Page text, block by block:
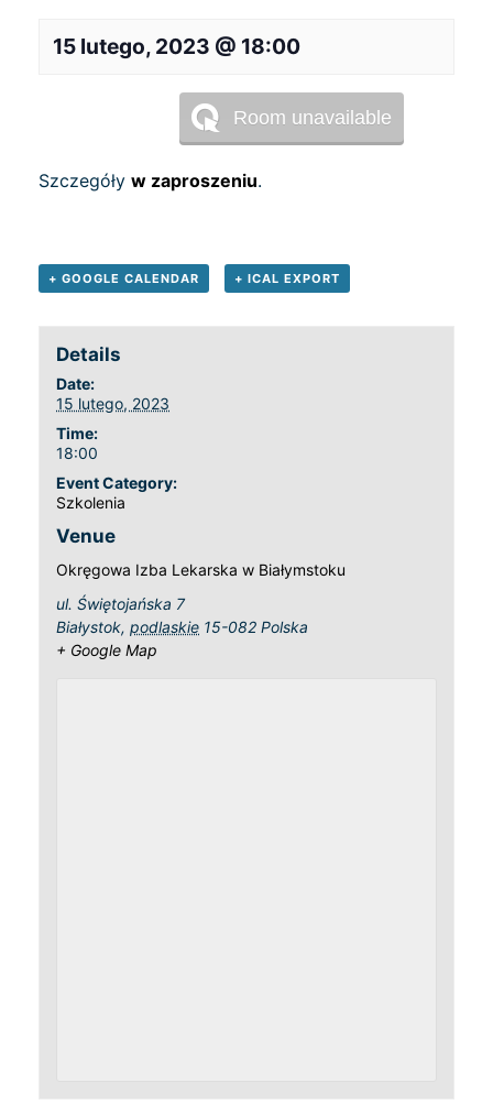
15 lutego, 2023 @ 18:00
Szczegóły w zaproszeniu.
+ GOOGLE CALENDAR + ICAL EXPORT
Details
Date:
15 lutego, 2023
Time:
18:00
Event Category:
Szkolenia
Venue
Okręgowa Izba Lekarska w Białymstoku
ul. Świętojańska 7
Białystok, podlaskie 15-082 Polska
+ Google Map